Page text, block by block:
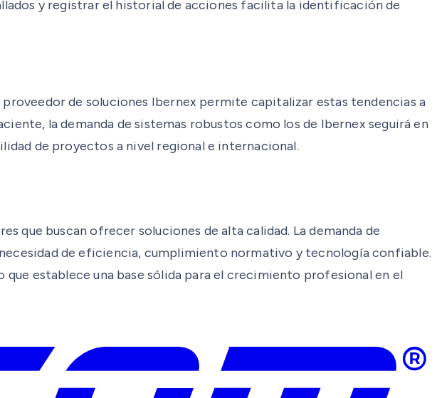
y registrar el historial de acciones facilita la identificación de
de soluciones Ibernex permite capitalizar estas tendencias a
la demanda de sistemas robustos como los de Ibernex seguirá en
de proyectos a nivel regional e internacional.
buscan ofrecer soluciones de alta calidad. La demanda de
de eficiencia, cumplimiento normativo y tecnología confiable.
establece una base sólida para el crecimiento profesional en el